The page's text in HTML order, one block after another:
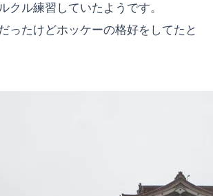
クル練習していたようです。
ったけどホッケーの格好をしてたと